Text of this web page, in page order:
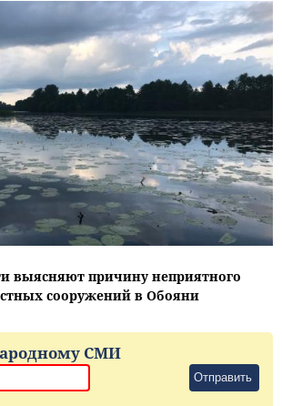
выясняют причину неприятного
сооружений в Обояни
СМИ
Отправить